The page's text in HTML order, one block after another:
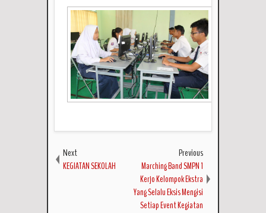
Next
KEGIATAN SEKOLAH
Previous
Marching Band SMPN 1
Kerjo Kelompok Ekstra
Yang Selalu Eksis Mengisi
Setiap Event Kegiatan